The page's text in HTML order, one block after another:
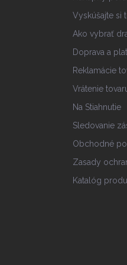
Vyskúšajte si
Ako vybrať
Doprava a
Reklamácie
Vrátenie
Na Stiahnutie
Sledovanie
Obchodné
Zasady
Katalóg